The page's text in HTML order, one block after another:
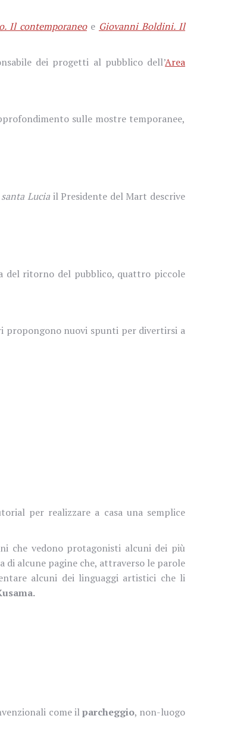
Il contemporaneoe Giovanni Boldini. Il
dei progetti al pubblico dell’Area
sulle mostre temporanee,
Lucia il Presidente del Mart descrive
del ritorno del pubblico, quattro piccole
nuovi spunti per divertirsi a
per realizzare a casa una semplice
che vedono protagonisti alcuni dei più
di alcune pagine che, attraverso le parole
alcuni dei linguaggi artistici che li
come ilparcheggio, non-luogo